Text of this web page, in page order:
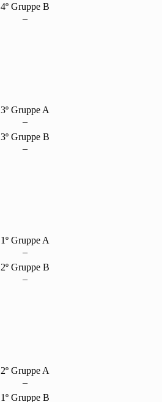
4º Gruppe B
–
3º Gruppe A
–
3º Gruppe B
–
1º Gruppe A
–
2º Gruppe B
–
2º Gruppe A
–
1º Gruppe B